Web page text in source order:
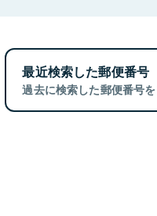
最近検索した郵便番号
過去に検索した郵便番号を